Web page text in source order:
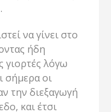
να γίνει στο
ήδη
γιορτές λόγω
σήμερα οι
την διεξαγωγή
και έτσι